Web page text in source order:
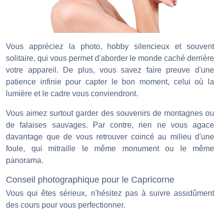
Vous appréciez la photo, hobby silencieux et souvent
solitaire, qui vous permet d'aborder le monde caché derrière
votre appareil. De plus, vous savez faire preuve d'une
patience infinie pour capter le bon moment, celui où la
lumière et le cadre vous conviendront.
Vous aimez surtout garder des souvenirs de montagnes ou
de falaises sauvages. Par contre, rien ne vous agace
davantage que de vous retrouver coincé au milieu d'une
foule, qui mitraille le même monument ou le même
panorama.
Conseil photographique pour le Capricorne
Vous qui êtes sérieux, n'hésitez pas à suivre assidûment
des cours pour vous perfectionner.